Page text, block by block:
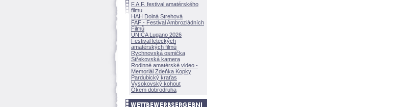
F.A.F. festival amatérského
filmu
HAH Dolná Strehov
FAF - Festival Ambroziádních
Filmů
UNICA Lugano 2026
Festival leteckých
amatérských filmů
Rychnovská osmička
Střekovská kamera
Rodinné amatérské video -
Memoriál Zdeňka Kopky
Pardubický kraťas
Vysokovský kohout
Okem dobrodruha